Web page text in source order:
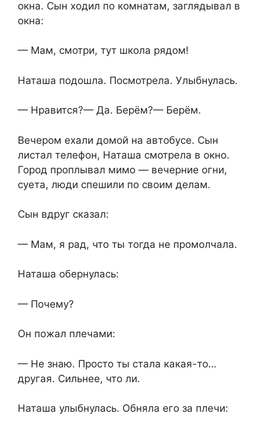
окна. Сын ходил по комнатам, заглядывал в
окна:
— Мам, смотри, тут школа рядом!
Наташа подошла. Посмотрела. Улыбнулась.
— Нравится?— Да. Берём?— Берём.
Вечером ехали домой на автобусе. Сын
листал телефон, Наташа смотрела в окно.
Город проплывал мимо — вечерние огни,
суета, люди спешили по своим делам.
Сын вдруг сказал:
— Мам, я рад, что ты тогда не промолчала.
Наташа обернулась:
— Почему?
Он пожал плечами:
— Не знаю. Просто ты стала какая-то…
другая. Сильнее, что ли.
Наташа улыбнулась. Обняла его за плечи: